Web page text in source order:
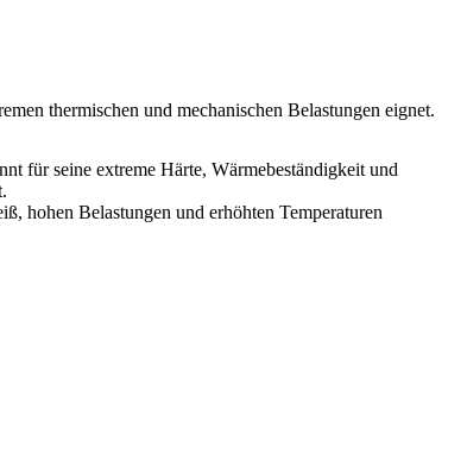
thermischen und mechanischen Belastungen eignet.
für seine extreme Härte, Wärmebeständigkeit und
hohen Belastungen und erhöhten Temperaturen